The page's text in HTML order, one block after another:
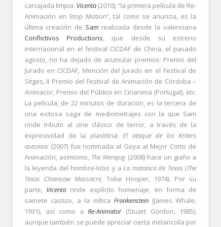
carcajada limpia. Vicenta (2010), “la primera película de Re-
Animación en Stop Motion”, tal como se anuncia, es la
última creación de Sam realizada desde la valenciana
Conflictivos Productions, que desde su estreno
internacional en el festival CICDAF de China, el pasado
agosto, no ha dejado de acumular premios: Premio del
Jurado en CICDAF, Mención del Jurado en el Festival de
Sitges, II Premio del Festival de Animación de Córdoba –
Animacor, Premio del Público en Cinanima (Portugal), etc.
La película, de 22 minutos de duración, es la tercera de
una exitosa saga de mediometrajes con la que Sam
rinde tributo al cine clásico de terror, a través de la
expresividad de la plastilina: El ataque de los Kriters
asesinos (2007) fue nominada al Goya al Mejor Corto de
Animación; asimismo, The Werepig (2008) hace un guiño a
la leyenda del hombre-lobo y aLa matanza de Texas (The
Texas Chainsaw Massacre, Tobe Hooper, 1974). Por su
parte, Vicenta rinde explícito homenaje, en forma de
sainete castizo, a la mítica Frankenstein (James Whale,
1931), así como aRe-Animator(Stuart Gordon, 1985),
aunque también se puede apreciar cierta melancolía por